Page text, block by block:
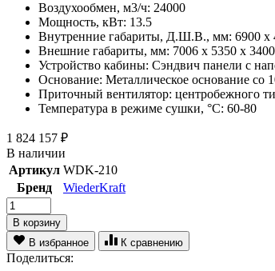
Воздухообмен, м3/ч: 24000
Мощность, кВт: 13.5
Внутренние габариты, Д.Ш.В., мм: 6900 х
Внешние габариты, мм: 7006 x 5350 x 3400
Устройство кабины: Сэндвич панели с
Основание: Металлическое основание со
Приточный вентилятор: центробежного
Температура в режиме сушки, °С: 60-80
1 824 157 ₽
В наличии
Артикул WDK-210
Бренд
WiederKraft
В корзину
В избранное
К сравнению
Поделиться: